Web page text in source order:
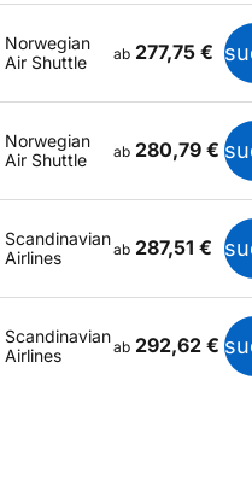
Norwegian
Air Shuttle
ab 277,75 €
Norwegian
Air Shuttle
ab 280,79 €
Scandinavian
Airlines
ab 287,51 €
Scandinavian
Airlines
ab 292,62 €